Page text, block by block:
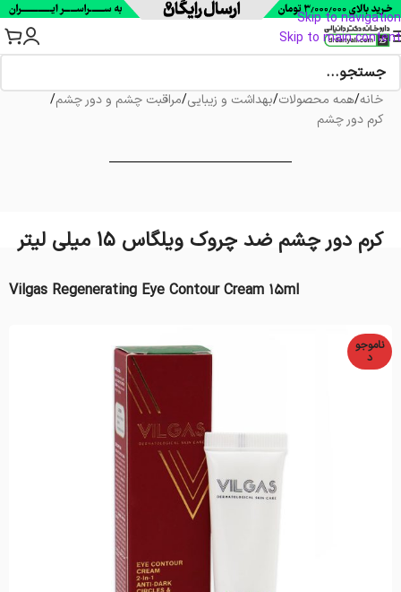
Skip to navigation
Skip to main content
خانه/همه محصولات/بهداشت و زیبایی/مراقبت چشم و دور چشم/
کرم دور چشم
کرم دور چشم ضد چروک ویلگاس 15 میلی لیتر
Vilgas Regenerating Eye Contour Cream 15ml
ناموجو
د